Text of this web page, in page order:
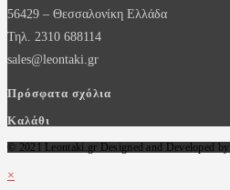
56429 – Θεσσαλονίκη Ελλάδα
Τηλ. 2310 688114
sales@leontaki.gr
Πρόσφατα σχόλια
Καλάθι
© 2021 Leontaki.gr Designed and Developed by
×